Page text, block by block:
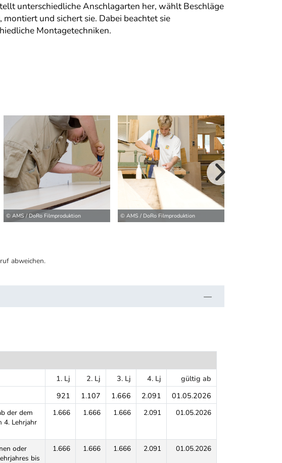
unterschiedliche Anschlagarten her, wählt Beschläge
und sichert sie. Dabei beachtet sie
Montagetechniken.
© AMS / DoRo Filmproduktion © AMS / DoRo Filmproduktion
weitere Bilder>
abweichen.
1. Lj 2. Lj 3. Lj 4. Lj
gültig ab
921 1.107 1.666 2.091 01.05.2026
der dem
4. Lehrjahr
1.666 1.666 1.666 2.091 01.05.2026
oder
bis
1.666 1.666 1.666 2.091 01.05.2026